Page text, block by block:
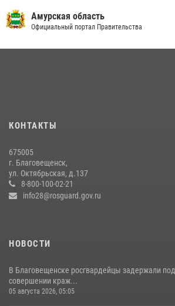
28 июля 2026, 09:01 3
13 июля 2026, 03:27
сданное на возмездной основе
28 июля 2026, 02:00
Амурская область
Официальный портал Правительства
КОНТАКТЫ
675005
г. Благовещенск,
ул. Октябрьская, д.137
8-800-100-02-21
info28@rosguard.gov.ru
НОВОСТИ
В Благовещенске росгвардейцы задержали
совершении краж...
05 августа 2026, 05:05